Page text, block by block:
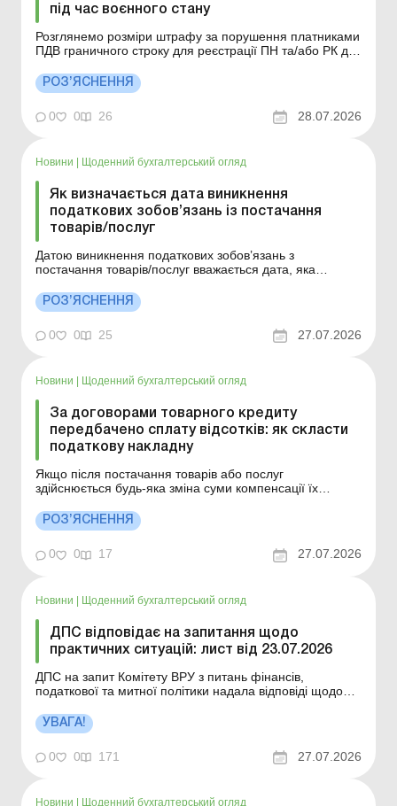
під час воєнного стану
Розглянемо розміри штрафу за порушення платниками
ПДВ граничного строку для реєстрації ПН та/або РК до
ЄРПН, блокування, штрафи Які розміри штрафу за
порушення платниками ПДВ граничного строку,
передбаченого п. 89 підрозд. 2 розд. XX &laq...
РОЗ’ЯСНЕННЯ
0 0 26 28.07.2026
Новини Щоденний бухгалтерський огляд
Як визначається дата виникнення
податкових зобов’язань із постачання
товарів/послуг
Датою виникнення податкових зобов’язань з
постачання товарів/послуг вважається дата, яка
відбувається будь-яка з подій, що сталася раніше.
Деталі див. нижче. Більше за темою: Давно не було
постачань: чи може ДПС анулювати ПДВ-реєстрацію
платника? ...
РОЗ’ЯСНЕННЯ
0 0 25 27.07.2026
Новини Щоденний бухгалтерський огляд
За договорами товарного кредиту
передбачено сплату відсотків: як скласти
податкову накладну
Якщо після постачання товарів або послуг
здійснюється будь-яка зміна суми компенсації їх
перегляд цін, суми податкових зобов’язань та
податкового кредиту постачальника та отримувача
підлягають відповідному коригуванню на підставі РК до
ПН. Деталі ди...
РОЗ’ЯСНЕННЯ
0 0 17 27.07.2026
Новини | Щоденний бухгалтерський огляд
ДПС відповідає на запитання щодо
практичних ситуацій: лист від 23.07.2026
ДПС на запит Комітету ВРУ з питань фінансів,
податкової та митної політики надала відповіді щодо
України. Більше за темою: ДПС відповідає на
запитання щодо практичних ситуацій: лист від
практичних ситуа...
УВАГА!
0 0 171 27.07.2026
Новини Щоденний бухгалтерський огляд